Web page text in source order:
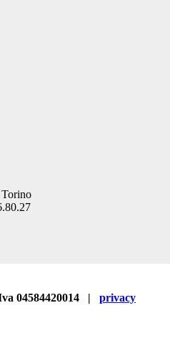
04584420014 | privacy